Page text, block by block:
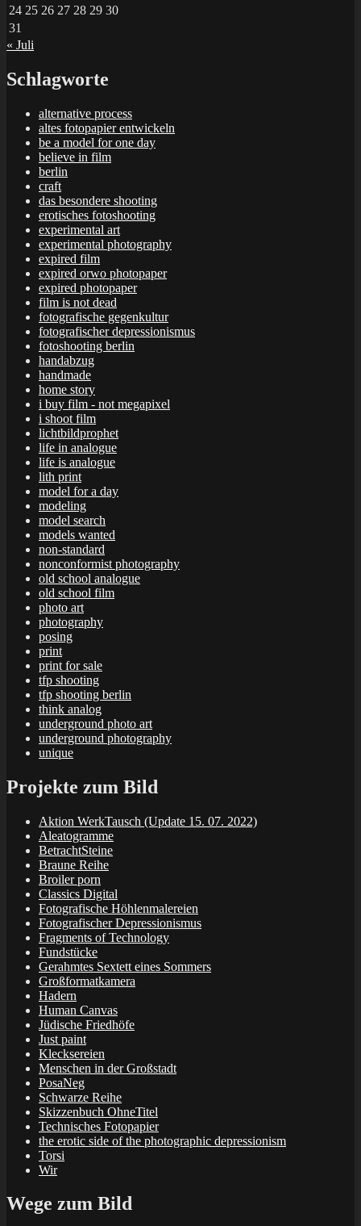
24 25 26 27 28 29 30
31
« Juli
Schlagworte
alternative process
altes fotopapier entwickeln
be a model for one day
believe in film
berlin
craft
das besondere shooting
erotisches fotoshooting
experimental art
experimental photography
expired film
expired orwo photopaper
expired photopaper
film is not dead
fotografische gegenkultur
fotografischer depressionismus
fotoshooting berlin
handabzug
handmade
home story
i buy film - not megapixel
i shoot film
lichtbildprophet
life in analogue
life is analogue
lith print
model for a day
modeling
model search
models wanted
non-standard
nonconformist photography
old school analogue
old school film
photo art
photography
posing
print
print for sale
tfp shooting
tfp shooting berlin
think analog
underground photo art
underground photography
unique
Projekte zum Bild
Aktion WerkTausch (Update 15. 07. 2022)
Aleatogramme
BetrachtSteine
Braune Reihe
Broiler porn
Classics Digital
Fotografische Höhlenmalereien
Fotografischer Depressionismus
Fragments of Technology
Fundstücke
Gerahmtes Sextett eines Sommers
Großformatkamera
Hadern
Human Canvas
Jüdische Friedhöfe
Just paint
Klecksereien
Menschen in der Großstadt
PosaNeg
Schwarze Reihe
Skizzenbuch OhneTitel
Technisches Fotopapier
the erotic side of the photographic depressionism
Torsi
Wir
Wege zum Bild